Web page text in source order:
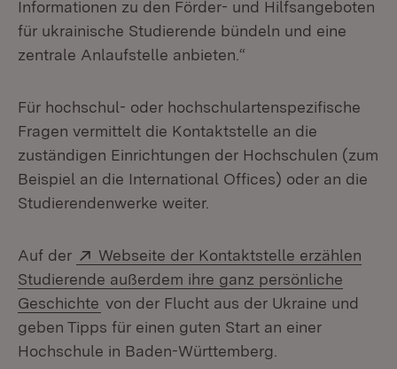
Informationen zu den Förder- und Hilfsangeboten
für ukrainische Studierende bündeln und eine
zentrale Anlaufstelle anbieten.“
Für hochschul- oder hochschulartenspezifische
Fragen vermittelt die Kontaktstelle an die
zuständigen Einrichtungen der Hochschulen (zum
Beispiel an die International Offices) oder an die
Studierendenwerke weiter.
Auf der Extern:
Webseite der Kontaktstelle erzählen
Studierende außerdem ihre ganz persönliche
Geschichte (Öffnet in neuem Fenster)
von der Flucht aus der Ukraine und
geben Tipps für einen guten Start an einer
Hochschule in Baden-Württemberg.